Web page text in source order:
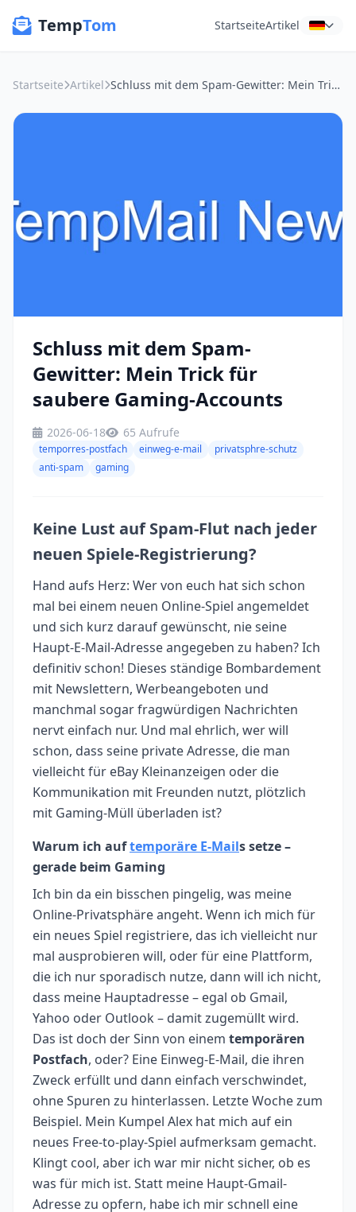
TempTom StartseiteArtikel
Startseite Artikel Schluss mit dem Spam-Gewitter: Mein Trick für saubere Gaming-Accounts
Schluss mit dem Spam-
Gewitter: Mein Trick für
saubere Gaming-Accounts
2026-06-18 65 Aufrufe
temporres-postfach einweg-e-mail
privatsphre-schutz
anti-spam
gaming
Keine Lust auf Spam-Flut nach jeder
neuen Spiele-Registrierung?
Hand aufs Herz: Wer von euch hat sich schon
mal bei einem neuen Online-Spiel angemeldet
und sich kurz darauf gewünscht, nie seine
Haupt-E-Mail-Adresse angegeben zu haben? Ich
definitiv schon! Dieses ständige Bombardement
mit Newslettern, Werbeangeboten und
manchmal sogar fragwürdigen Nachrichten
nervt einfach nur. Und mal ehrlich, wer will
schon, dass seine private Adresse, die man
vielleicht für eBay Kleinanzeigen oder die
Kommunikation mit Freunden nutzt, plötzlich
mit Gaming-Müll überladen ist?
Warum ich auftemporäre E-Mails setze –
gerade beim Gaming
Ich bin da ein bisschen pingelig, was meine
Online-Privatsphäre angeht. Wenn ich mich für
ein neues Spiel registriere, das ich vielleicht nur
mal ausprobieren will, oder für eine Plattform,
die ich nur sporadisch nutze, dann will ich nicht,
dass meine Hauptadresse – egal ob Gmail,
Yahoo oder Outlook – damit zugemüllt wird.
Das ist doch der Sinn von einem temporären
Postfach, oder? Eine Einweg-E-Mail, die ihren
Zweck erfüllt und dann einfach verschwindet,
ohne Spuren zu hinterlassen. Letzte Woche zum
Beispiel. Mein Kumpel Alex hat mich auf ein
neues Free-to-play-Spiel aufmerksam gemacht.
Klingt cool, aber ich war mir nicht sicher, ob es
was für mich ist. Statt meine Haupt-Gmail-
Adresse zu opfern, habe ich mir schnell eine